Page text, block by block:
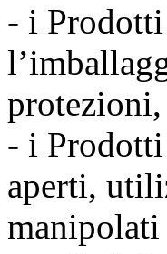
- i
protezioni,
- i
aperti,
manipolati